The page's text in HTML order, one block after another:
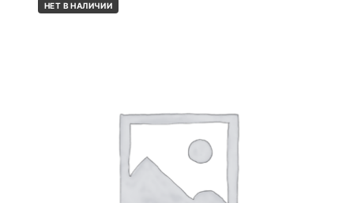
НЕТ В НАЛИЧИИ